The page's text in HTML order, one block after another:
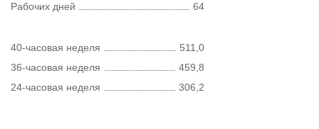
Рабочих дней
64
40-часовая неделя
511,0
36-часовая неделя
459,8
24-часовая неделя
306,2